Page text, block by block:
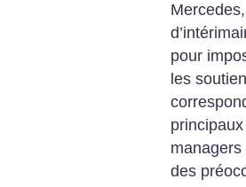
pour
les
managers
des